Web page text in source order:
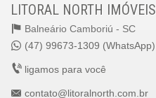
LITORAL NORTH IMÓVEIS
Balneário Camboriú - SC
(47) 99673-1309 (WhatsApp)
ligamos para você
contato@litoralnorth.com.br